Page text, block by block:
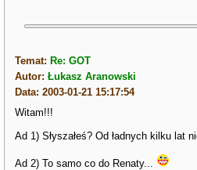
Temat: Re: GOT
Autor:Łukasz Aranowski
Data: 2003-01-21 15:17:54
Witam!!!
Ad 1) Słyszałeś? Od ładnych kilku lat
Ad 2) To samo co do Renaty...